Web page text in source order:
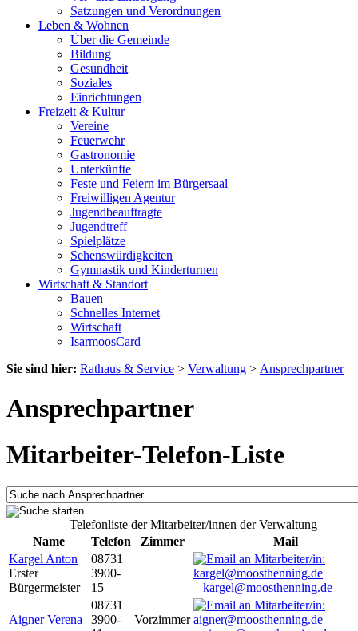
Satzungen und Verordnungen
Leben & Wohnen
Über die Gemeinde
Bildung
Gesundheit
Soziales
Einrichtungen
Freizeit & Kultur
Vereine
Feuerwehr
Gastronomie
Unterkünfte
Feste und Feiern im Bürgersaal
Freiwilligen Agentur
Jugendbeauftragte
Jugendtreff
Spielplätze
Sehenswürdigkeiten
Gymnastik und Kinderturnen
Wirtschaft & Standort
Bauen
Schnelles Internet
Wirtschaft
IsarmoosCard
Sie sind hier: Rathaus & Service > Verwaltung > Ansprechpartner
Ansprechpartner
Mitarbeiter-Telefon-Liste
Telefonliste der Mitarbeiter/innen der Verwaltung
Name
Telefon Zimmer
Mail
Kargel Anton
Erster
Bürgermeister
08731
3900-
15
kargel@moosthenning.de
Aigner Verena
08731
3900-
Vorzimmer